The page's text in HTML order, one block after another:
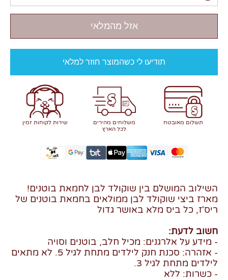
אזל מהמלאי
תודיעו לי כשהמוצר חוזר למלאי
תשלום מאובטח
משלוחים מהירים
לכל הארץ
שירות לקוחות זמין
השילוב המושלם בין שוקולד לבן לחמאת בוטנים!
מארז ביצי שוקולד לבן ממולאים בחמאת בוטנים של
ריס'ז, כל ביס מלא באושר גדול
חשוב לדעת:
- מידע על אלרגנים: מכיל חלב, בוטנים וסויה
- אזהרה: סכנת חנק לילדים מתחת לגיל 5. לא מתאים
לילדים מתחת לגיל 3.
- כשרות: ללא